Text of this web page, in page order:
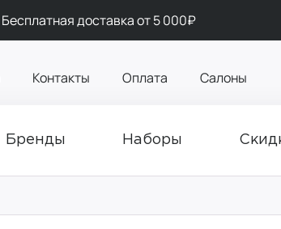
Бесплатная доставка от 5 000₽
Контакты Оплата Салоны
Бренды Наборы